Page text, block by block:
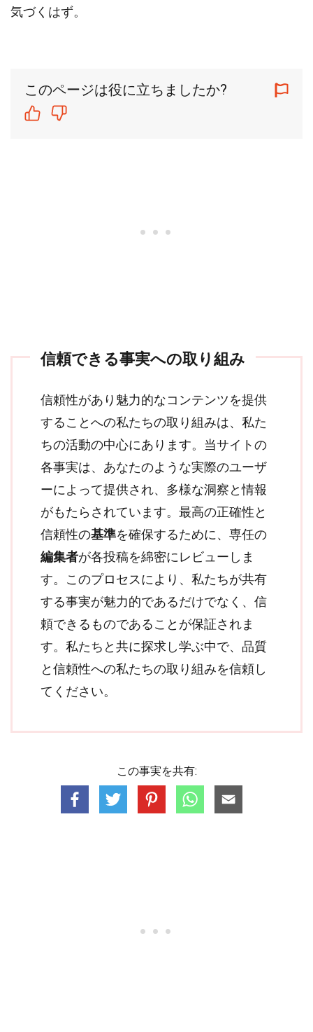
気づくはず。
このページは役に立ちましたか?
信頼できる事実への取り組み
信頼性があり魅力的なコンテンツを提供
することへの私たちの取り組みは、私た
ちの活動の中心にあります。当サイトの
各事実は、あなたのような実際のユーザ
ーによって提供され、多様な洞察と情報
がもたらされています。最高の正確性と
信頼性の基準を確保するために、専任の
編集者が各投稿を綿密にレビューしま
す。このプロセスにより、私たちが共有
する事実が魅力的であるだけでなく、信
頼できるものであることが保証されま
す。私たちと共に探求し学ぶ中で、品質
と信頼性への私たちの取り組みを信頼し
てください。
この事実を共有: